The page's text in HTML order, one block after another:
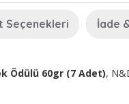
Seçenekleri İade
Ödülü 60gr (7 Adet),